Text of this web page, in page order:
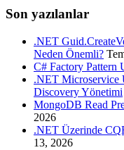
Son yazılanlar
.NET
Neden Önemli?
C# Factory Pattern
.NET Microservice
Discovery Yönetimi
MongoDB Read
2026
.NET Üzerinde
13, 2026